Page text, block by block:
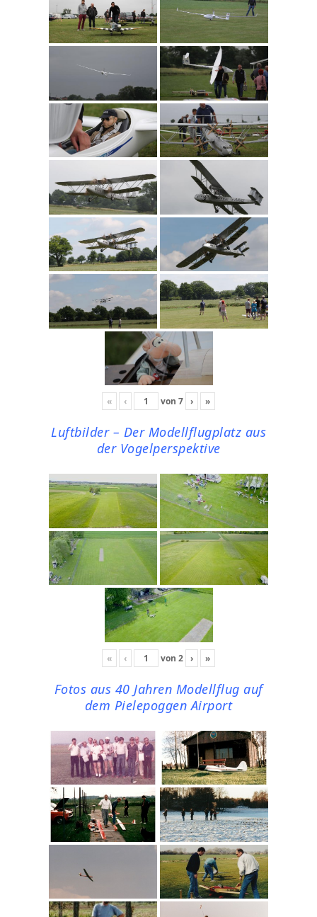
« ‹ von 7 › »
Luftbilder – Der Modellflugplatz aus
der Vogelperspektive
« ‹ von 2 › »
Fotos aus 40 Jahren Modellflug auf
dem Pielepoggen Airport